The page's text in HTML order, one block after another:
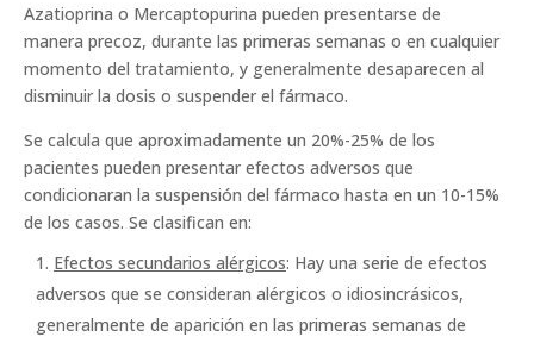
Azatioprina o Mercaptopurina pueden presentarse de
manera precoz, durante las primeras semanas o en cualquier
momento del tratamiento, y generalmente desaparecen al
disminuir la dosis o suspender el fármaco.
Se calcula que aproximadamente un 20%-25% de los
pacientes pueden presentar efectos adversos que
condicionaran la suspensión del fármaco hasta en un 10-15%
de los casos. Se clasifican en:
Efectos secundarios alérgicos: Hay una serie de efectos
adversos que se consideran alérgicos o idiosincrásicos,
generalmente de aparición en las primeras semanas de